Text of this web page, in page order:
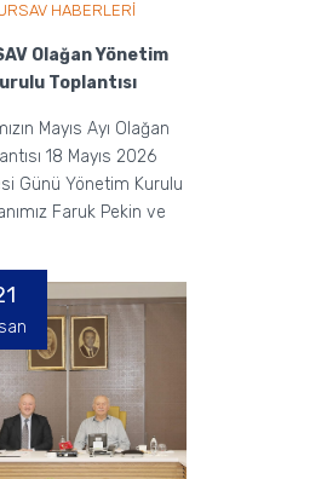
HABERLERİ
Olağan Yönetim
Toplantısı
Mayıs Ayı Olağan
18 Mayıs 2026
Günü Yönetim Kurulu
Faruk Pekin ve